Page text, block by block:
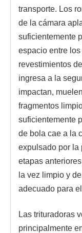
transporte. Los
de la cámara
suficientemente
espacio entre
revestimientos
ingresa a la
impactan,
fragmentos
suficientemente
de bola cae a la
expulsado por la
etapas
la vez limpio y
adecuado para
Las trituradoras
principalmente